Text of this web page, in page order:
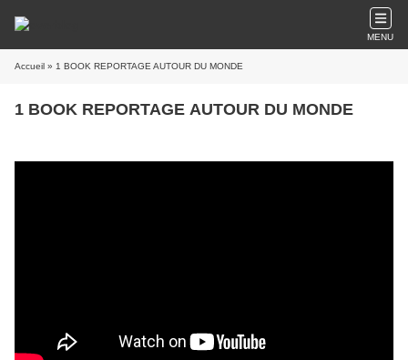
MENU
Accueil » 1 BOOK REPORTAGE AUTOUR DU MONDE
1 BOOK REPORTAGE AUTOUR DU MONDE